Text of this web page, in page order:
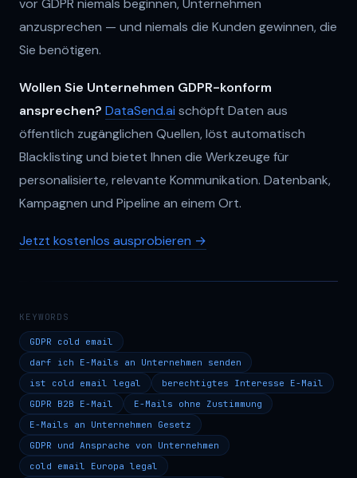
vor GDPR niemals beginnen, Unternehmen
anzusprechen — und niemals die Kunden gewinnen, die
Sie benötigen.
Wollen Sie Unternehmen GDPR-konform
ansprechen? DataSend.ai schöpft Daten aus
öffentlich zugänglichen Quellen, löst automatisch
Blacklisting und bietet Ihnen die Werkzeuge für
personalisierte, relevante Kommunikation. Datenbank,
Kampagnen und Pipeline an einem Ort.
Jetzt kostenlos ausprobieren →
KEYWORDS
GDPR cold email
darf ich E-Mails an Unternehmen senden
ist cold email legal
berechtigtes Interesse E-Mail
GDPR B2B E-Mail
E-Mails ohne Zustimmung
E-Mails an Unternehmen Gesetz
GDPR und Ansprache von Unternehmen
cold email Europa legal